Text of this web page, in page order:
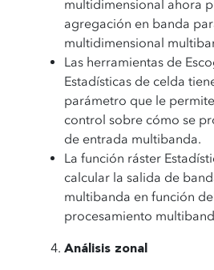
multidimensional ahora
agregación en banda
multidimensional
Las herramientas de
Estadísticas de celda
parámetro que le
control sobre cómo se
de entrada multibanda.
La función ráster
calcular la salida de
multibanda en función
procesamiento
Análisis zonal